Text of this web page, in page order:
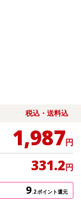
税込・送料込
1,987円
331.2円
9.2ポイント還元